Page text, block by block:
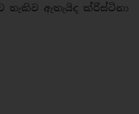
ඇතැයිද ක්රිස්ටිනා